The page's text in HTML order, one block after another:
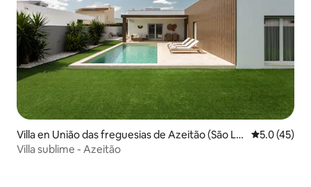
Villa en União das freguesias de Azeitão (São Lo
urenço e São Simão)
Calificación
5.0 (45)
Villa sublime - Azeitão